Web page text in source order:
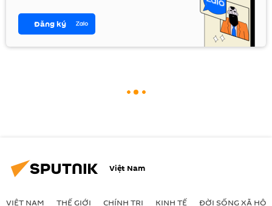
Đăng ký
Việt Nam
VIỆT NAM THẾ GIỚI CHÍNH TRỊ KINH TẾ ĐỜI SỐNG XÃ HỘI